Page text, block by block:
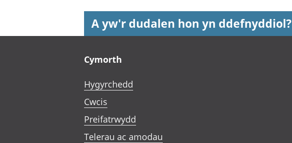
A yw'r dudalen hon yn ddefnyddiol?
Cymorth
Hygyrchedd
Cwcis
Preifatrwydd
Telerau ac amodau